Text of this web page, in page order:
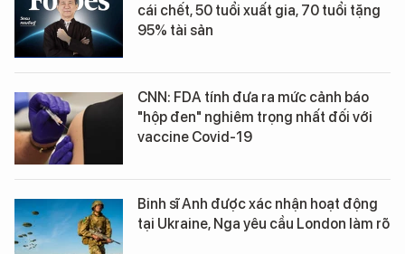
cái chết, 50 tuổi xuất gia, 70 tuổi tặng
95% tài sản
CNN: FDA tính đưa ra mức cảnh báo
"hộp đen" nghiêm trọng nhất đối với
vaccine Covid-19
Binh sĩ Anh được xác nhận hoạt động
tại Ukraine, Nga yêu cầu London làm rõ